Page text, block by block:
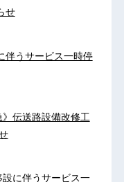
せ
伴うサービス一時停
伝送路設備改修工
に伴うサービス一